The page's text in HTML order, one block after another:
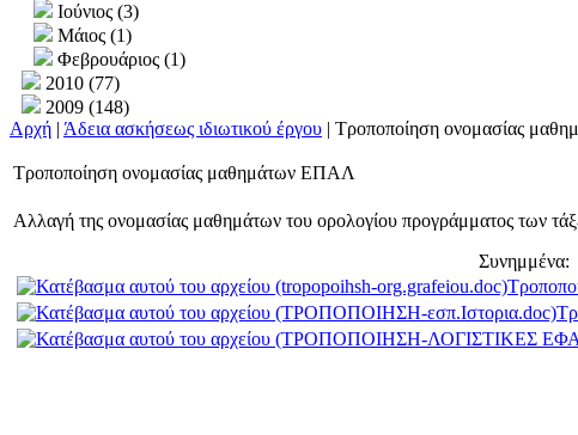
Ιούνιος (3)
Μάιος (1)
Φεβρουάριος (1)
2010 (77)
2009 (148)
Αρχή | Άδεια ασκήσεως ιδιωτικού έργου | Τροποποίηση ονομασίας
Τροποποίηση ονομασίας μαθημάτων ΕΠΑΛ
Αλλαγή της ονομασίας μαθημάτων του ορολογίου προγράμματος των
Συνημμένα: